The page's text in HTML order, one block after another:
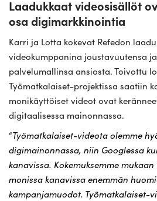
Laadukkaat videosisällöt
osa digimarkkinointia
Karri ja Lotta kokevat Refedon
videokumppanina joustavuutensa
palvelumallinsa ansiosta. Toivottu
Työmatkalaiset-projektissa saatiin
monikäyttöiset videot ovat
digitaalisessa mainonnassa.
“Työmatkalaiset-videota olemme
digimainonnassa, niin Googlessa
kanavissa. Kokemuksemme
monissa kanavissa enemmän
kampanjamuodot. Työmatkalaiset-